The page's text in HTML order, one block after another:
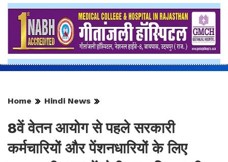
Home Hindi News
8वें वेतन आयोग से पहले सरकारी
कर्मचारियों और पेंशनधारियों के लिए